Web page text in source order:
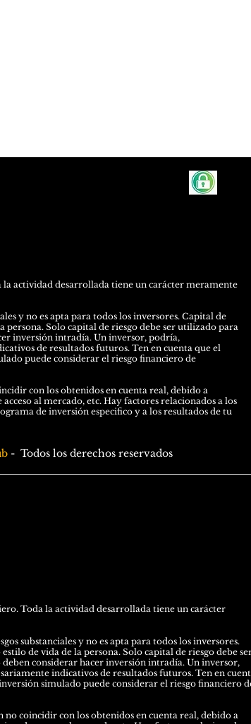
actividad desarrollada tiene un carácter meramente
y no es apta para todos los inversores. Capital de
persona. Solo capital de riesgo debe ser utilizado para
inversión intradía. Un inversor, podría,
de resultados futuros. Ten en cuenta que el
puede considerar el riesgo financiero de
con los obtenidos en cuenta real, debido a
al mercado, etc. Hay factores relacionados a los
de inversión especifico y a los resultados de tu
- Todos los derechos reservados
Toda la actividad desarrollada tiene un carácter
substanciales y no es apta para todos los inversores.
de vida de la persona. Solo capital de riesgo debe
considerar hacer inversión intradía. Un inversor,
indicativos de resultados futuros. Ten en
simulado puede considerar el riesgo financiero
coincidir con los obtenidos en cuenta real, debido a